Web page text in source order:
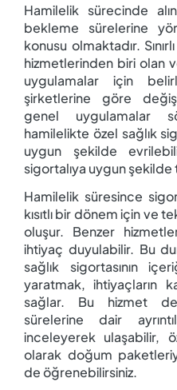
Hamilelik sürecinde
bekleme sürelerine
konusu olmaktadır.
hizmetlerinden biri olan
uygulamalar için
şirketlerine göre
genel uygulamalar
hamilelikte özel sağlık
uygun şekilde
sigortalıya uygun şekilde
Hamilelik süresince
kısıtlı bir dönem için ve
oluşur. Benzer
ihtiyaç duyulabilir. Bu
sağlık sigortasının
yaratmak, ihtiyaçların
sağlar. Bu hizmet
sürelerine dair
inceleyerek ulaşabilir,
olarak doğum
de öğrenebilirsiniz.